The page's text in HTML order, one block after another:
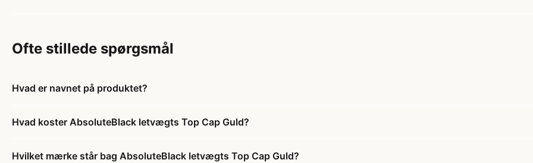
Ofte stillede spørgsmål
Hvad er navnet på produktet?
Hvad koster AbsoluteBlack letvægts Top Cap Guld?
Hvilket mærke står bag AbsoluteBlack letvægts Top Cap Guld?